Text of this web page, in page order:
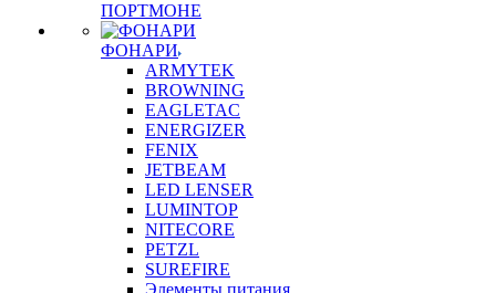
ПОРТМОНЕ
ФОНАРИ
ARMYTEK
BROWNING
EAGLETAC
ENERGIZER
FENIX
JETBEAM
LED LENSER
LUMINTOP
NITECORE
PETZL
SUREFIRE
Элементы питания